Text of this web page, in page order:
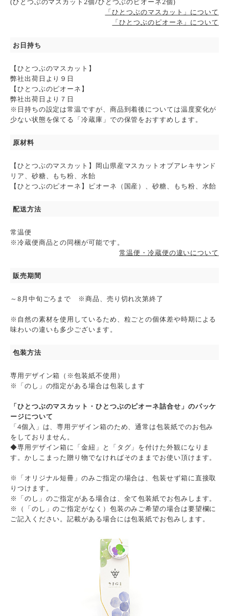
「ひとつぶのマスカット」について
「ひとつぶのピオーネ」について
お日持ち
【ひとつぶのマスカット】
弊社出荷日より９日
【ひとつぶのピオーネ】
弊社出荷日より７日
※日持ちの設定は常温ですが、商品到着後については温度変化が
少ない状態を保てる「冷蔵庫」での保管をおすすめします。
原材料
【ひとつぶのマスカット】岡山県産マスカットオブアレキサンド
リア、砂糖、もち粉、水飴
【ひとつぶのピオーネ】ピオーネ（国産）、砂糖、もち粉、水飴
配送方法
常温便
※冷蔵便商品との同梱が可能です。
常温便・冷蔵便の違いについて
販売期間
～8月中旬ごろまで ※商品、売り切れ次第終了
※自然の素材を使用しているため、粒ごとの個体差や時期による
味わいの違いも多少ございます。
包装方法
専用デザイン箱（※包装紙不使用）
※「のし」の指定がある場合は包装します
「ひとつぶのマスカット・ひとつぶのピオーネ詰合せ」のパッケ
ージについて
「4個入」は、専用デザイン箱のため、通常は包装紙でのお包み
をしておりません。
◆専用デザイン箱に「金紐」と「タグ」を付けた外観になりま
す。かしこまった贈り物でなければそのままでお使い頂けます。
※「オリジナル短冊」のみご指定の場合は、包装せず箱に直接取
りつけます。
※「のし」のご指定がある場合は、全て包装紙でお包みします。
※（「のし」のご指定がなく）包装のみご希望の場合は要望欄に
ご記入ください。記載がある場合には包装紙でお包みします。